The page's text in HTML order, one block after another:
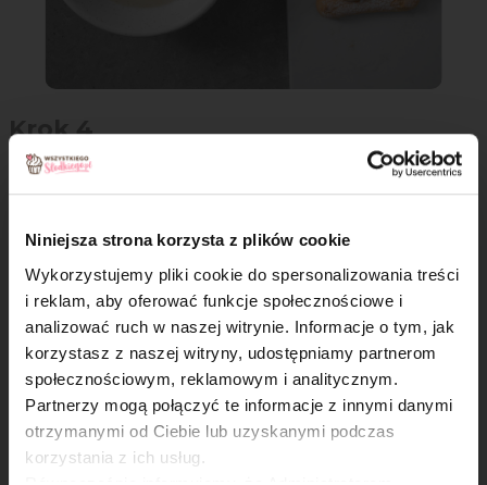
Niniejsza strona korzysta z plików cookie
Wykorzystujemy pliki cookie do spersonalizowania treści
i reklam, aby oferować funkcje społecznościowe i
analizować ruch w naszej witrynie. Informacje o tym, jak
korzystasz z naszej witryny, udostępniamy partnerom
społecznościowym, reklamowym i analitycznym.
Partnerzy mogą połączyć te informacje z innymi danymi
otrzymanymi od Ciebie lub uzyskanymi podczas
korzystania z ich usług.
Krok 4
Następnie na biszkoptach rozłóż połowę przygotowanych
wcześniej owoców.
×